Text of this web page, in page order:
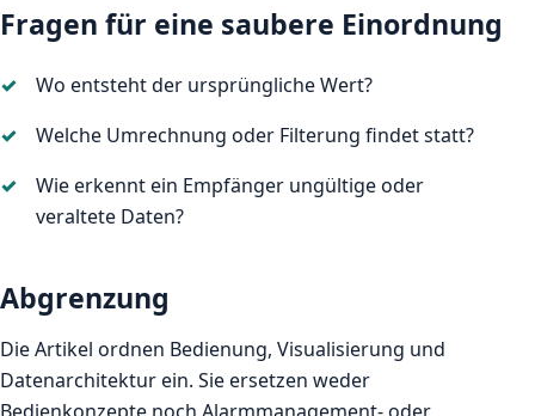
Fragen für eine saubere Einordnung
Wo entsteht der ursprüngliche Wert?
Welche Umrechnung oder Filterung findet statt?
Wie erkennt ein Empfänger ungültige oder
veraltete Daten?
Abgrenzung
Die Artikel ordnen Bedienung, Visualisierung und
Datenarchitektur ein. Sie ersetzen weder